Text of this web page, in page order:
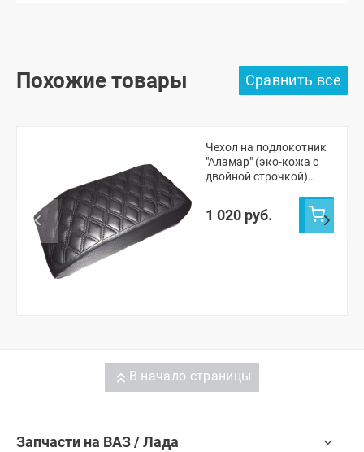
Похожие товары
Чехол на подлокотник
"Аламар" (эко-кожа с
двойной строчкой)
Шевроле Нива, Нива
Тревел
1 020 руб.
В начало страницы
Запчасти на ВАЗ / Лада